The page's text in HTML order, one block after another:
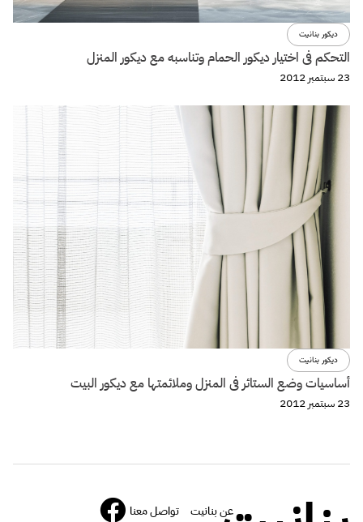
ديكور بنانيت
التحكم فى اختيار ديكور الحمام وتناسبه مع ديكور المنزل
23 سبتمبر 2012
ديكور بنانيت
أساسيات وضع الستائر فى المنزل وملائمتها مع ديكور البيت
23 سبتمبر 2012
عن بنانيت تواصل معنا